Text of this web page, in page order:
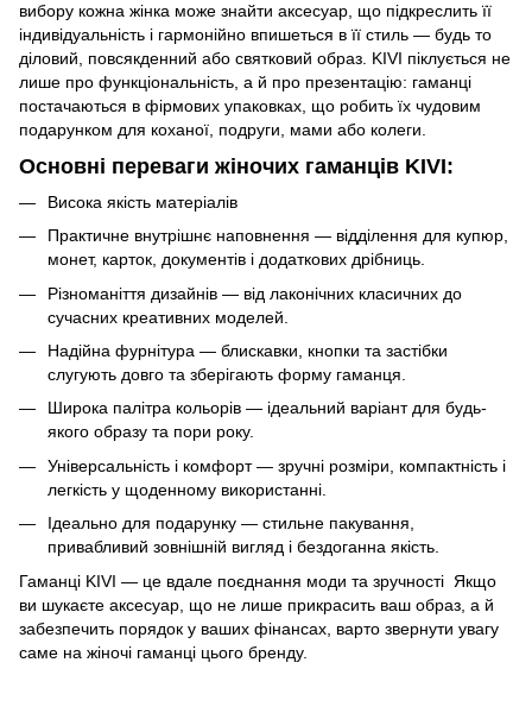
вибору кожна жінка може знайти аксесуар, що підкреслить її
індивідуальність і гармонійно впишеться в її стиль — будь то
діловий, повсякденний або святковий образ. KIVI піклується не
лише про функціональність, а й про презентацію: гаманці
постачаються в фірмових упаковках, що робить їх чудовим
подарунком для коханої, подруги, мами або колеги.
Основні переваги жіночих гаманців KIVI:
Висока якість матеріалів
Практичне внутрішнє наповнення — відділення для купюр,
монет, карток, документів і додаткових дрібниць.
Різноманіття дизайнів — від лаконічних класичних до
сучасних креативних моделей.
Надійна фурнітура — блискавки, кнопки та застібки
слугують довго та зберігають форму гаманця.
Широка палітра кольорів — ідеальний варіант для будь-
якого образу та пори року.
Універсальність і комфорт — зручні розміри, компактність і
легкість у щоденному використанні.
Ідеально для подарунку — стильне пакування,
привабливий зовнішній вигляд і бездоганна якість.
Гаманці KIVI — це вдале поєднання моди та зручності Якщо
ви шукаєте аксесуар, що не лише прикрасить ваш образ, а й
забезпечить порядок у ваших фінансах, варто звернути увагу
саме на жіночі гаманці цього бренду.